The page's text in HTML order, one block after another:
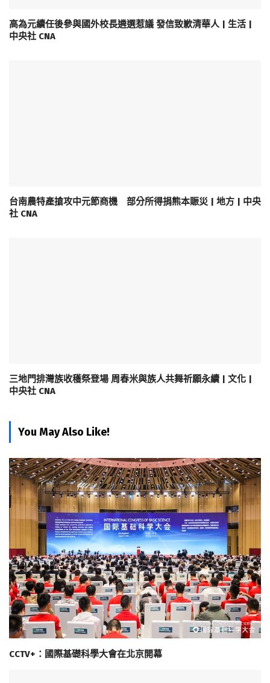
高為元續任後參與國外校長遴選惹議 發信致歉清華人 | 生活 |
中央社 CNA
台南農特產搶攻中元節商機 部分所得捐熊本賑災 | 地方 | 中央
社 CNA
三地門排灣族收穫祭登場 周春米與族人共舞祈願永續 | 文化 |
中央社 CNA
You May Also Like!
CCTV+：國際基礎科學大會在北京開幕